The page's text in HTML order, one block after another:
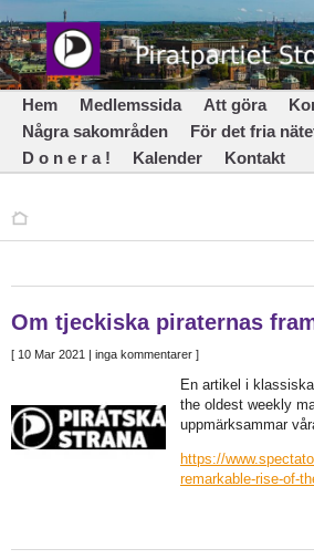
Hem Medlemssida Att göra
Några sakområden
För det fria
D o n e r a !
Kalender Kontakt
Om tjeckiska piraternas
[ 10 Mar 2021 | inga kommentarer ]
En artikel i
the oldest weekly
uppmärksammar
https://
remarkable-rise-of-